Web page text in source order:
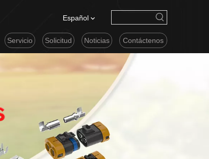
Español
Servicio Solicitud Noticias Contáctenos